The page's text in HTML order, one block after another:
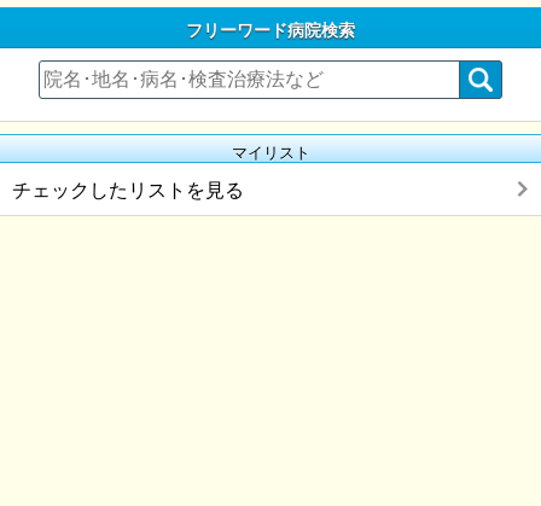
フリーワード病院検索
マイリスト
チェックしたリストを見る